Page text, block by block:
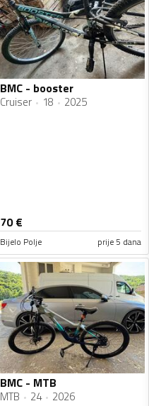
BMC - booster
Cruiser 18 2025
70€
Bijelo Polje prije 5 dana
BMC - MTB
MTB 24 2026